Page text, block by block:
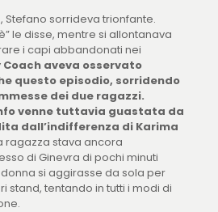
Stefano sorrideva trionfante.
le disse, mentre si allontanava
i capi abbandonati nei
Coach aveva osservato
questo episodio, sorridendo
dei due ragazzi.
venne tuttavia guastata da
dall’indifferenza di Karima
ragazza stava ancora
di Ginevra di pochi minuti
si aggirasse da sola per
stand, tentando in tutti i modi di